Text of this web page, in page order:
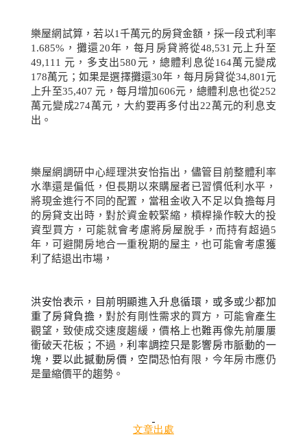
樂屋網試算，若以1千萬元的房貸金額，採一段式利率
1.685% ，攤還20年，每月房貸將從48,531元上升至
49,111 元，多支出580元，總體利息從164萬元變成
178萬元；如果是選擇攤還30年，每月房貸從34,801元
上升至35,407 元，每月增加606元，總體利息也從252
萬元變成274萬元，大約要再多付出22萬元的利息支
出。
樂屋網調研中心經理洪安怡指出，儘管目前整體利率
水準還是偏低，但長期以來購屋者已習慣低利水平，
將現金進行不同的配置，當租金收入不足以負擔每月
的房貸支出時，對於資金較緊縮，槓桿操作較大的投
資型買方，可能就會考慮將房屋脫手，而持有超過5
年，可避開房地合一重稅期的屋主，也可能會考慮獲
利了結退出市場，
洪安怡表示，目前明顯進入升息循環，或多或少都加
重了房貸負擔，對於有剛性需求的買方，可能會產生
觀望，致使成交速度趨緩，價格上也難再像先前屢屢
衝破天花板；不過，利率調控只是影響房市脈動的一
塊，要以此撼動房價，空間恐怕有限，今年房市應仍
是量縮價平的趨勢。
文章出處